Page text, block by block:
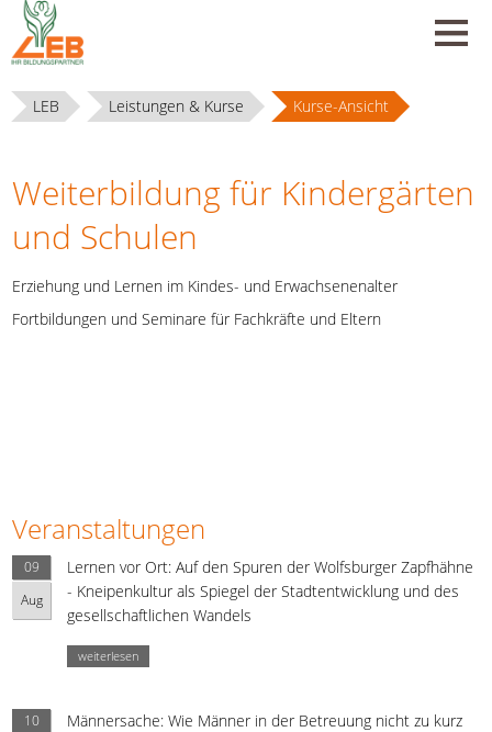
LEB Leistungen & Kurse Kurse-Ansicht
Weiterbildung für Kindergärten
und Schulen
Erziehung und Lernen im Kindes- und Erwachsenenalter
Fortbildungen und Seminare für Fachkräfte und Eltern
Veranstaltungen
09
Aug
Lernen vor Ort: Auf den Spuren der Wolfsburger Zapfhähne
- Kneipenkultur als Spiegel der Stadtentwicklung und des
gesellschaftlichen Wandels
weiterlesen
10
Männersache: Wie Männer in der Betreuung nicht zu kurz